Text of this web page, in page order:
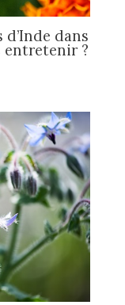
dans
entretenir ?